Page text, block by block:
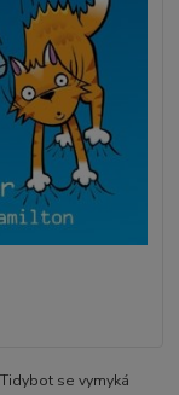
se vymyká